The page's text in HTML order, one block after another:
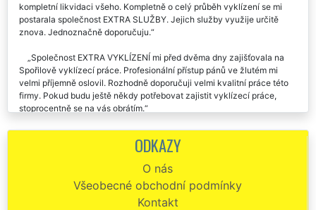
kompletní likvidaci všeho. Kompletně o celý průběh vyklízení se mi
postarala společnost EXTRA SLUŽBY. Jejich služby využije určitě
znova. Jednoznačně doporučuju.
Společnost EXTRA VYKLÍZENÍ mi před dvěma dny zajišťovala na
Spořilově vyklízecí práce. Profesionální přístup pánů ve žlutém mi
velmi příjemně oslovil. Rozhodně doporučuji velmi kvalitní práce této
firmy. Pokud budu ještě někdy potřebovat zajistit vyklízecí práce,
stoprocentně se na vás obrátím.
Naprostá spokojenost s touto firmou. Včera mi zajišťovali vyklízecí
práce na Spořilově. Vše klapalo jak jsme se domluvili. Doporučuju.
Vybrala jsem si tuto společnost, aby se mi postarala o kompletní
vyklízecí práce na Spořilově. S jejich přístupem i s jejich prací jsem
byla maximálně spokojená. Naprosto špičkově vše vyklidili a předali
ODKAZY
O nás
Všeobecné obchodní podmínky
Kontakt